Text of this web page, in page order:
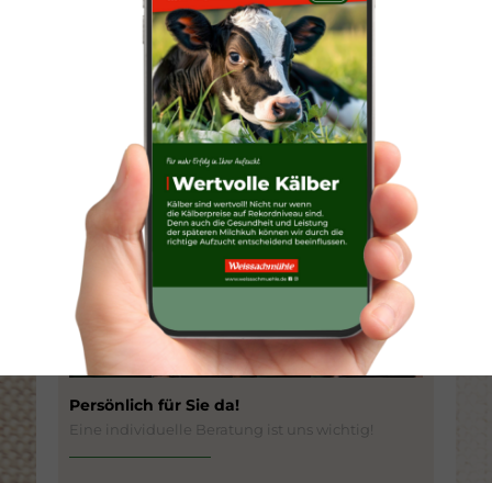
Positive Wirkung der extrudierten Leinsaat
Persönlich für Sie da!
Eine individuelle Beratung ist uns wichtig!